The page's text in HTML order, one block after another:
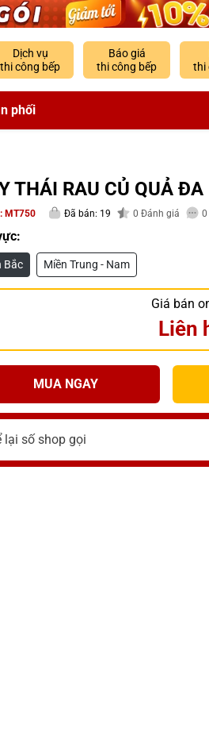
Dịch vụ
thi công bếp
Báo giá
thi công bếp
thi
phối
THÁI RAU CỦ QUẢ
MT750 Đã bán: 19 0 Đánh giá 0
Bắc Miền Trung - Nam
Giá bán
Liên
MUA NGAY